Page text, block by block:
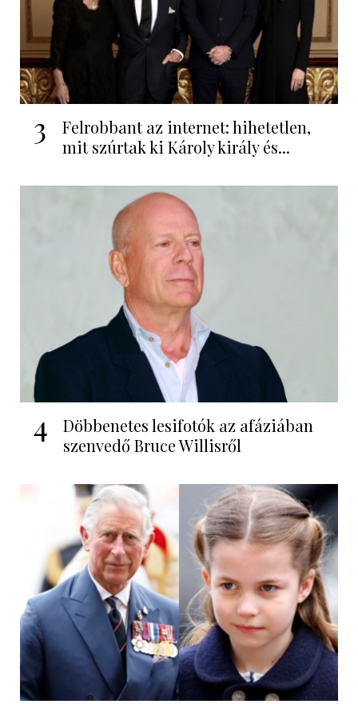
3
Felrobbant az internet: hihetetlen,
mit szúrtak ki Károly király és...
4
Döbbenetes lesifotók az afáziában
szenvedő Bruce Willisről